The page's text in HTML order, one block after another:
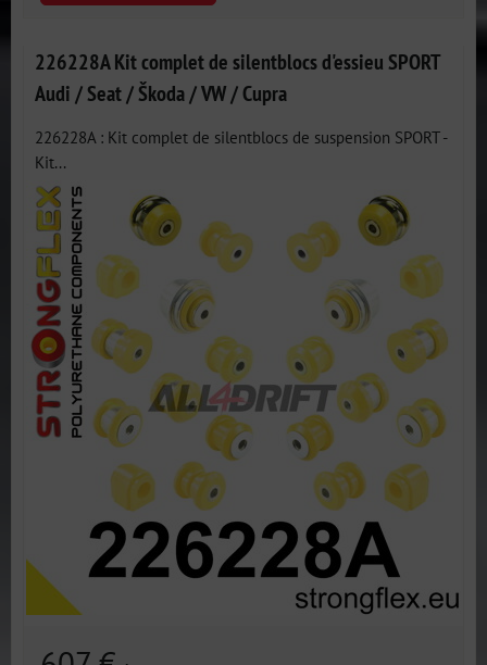
226228A Kit complet de silentblocs d'essieu SPORT
Audi / Seat / Škoda / VW / Cupra
226228A : Kit complet de silentblocs de suspension SPORT -
Kit...